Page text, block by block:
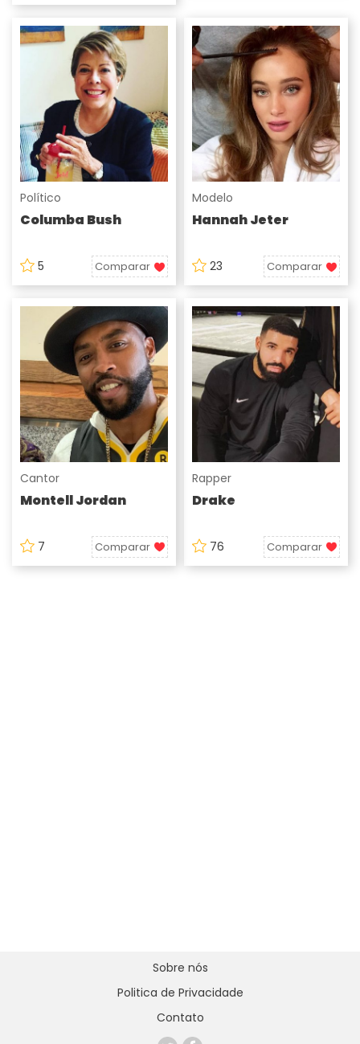
Político
Columba Bush
5 Comparar
Modelo
Hannah Jeter
23 Comparar
Cantor
Montell Jordan
7 Comparar
Rapper
Drake
76 Comparar
Sobre nós
Politica de Privacidade
Contato